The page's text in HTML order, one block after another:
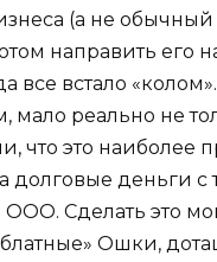
(а не обычный
направить его
все встало
мало реально не
что это наиболее
долговые деньги с
Сделать это
Ошки,